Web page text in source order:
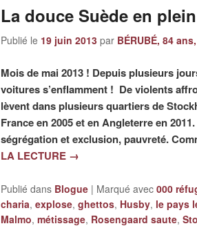
La douce Suède en
Publié le 19 juin 2013 par BÉRUBÉ, 84
Mois de mai 2013 ! Depuis plusieurs
voitures s’enflamment ! De violents
lèvent dans plusieurs quartiers de
France en 2005 et en Angleterre en
ségrégation et exclusion, pauvreté.
LA LECTURE →
Publié dans Blogue | Marqué avec 000
charia, explose, ghettos, Husby, le pays
Malmo, métissage, Rosengaard saute,